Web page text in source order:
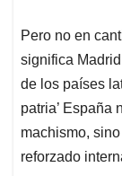
Pero no en
significa
de los países
patria’ España
machismo,
reforzado